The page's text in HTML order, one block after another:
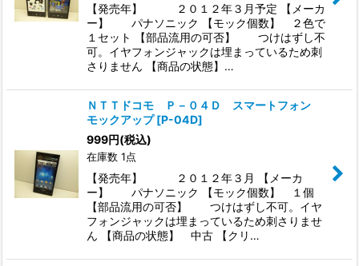
【発売年】 ２０１２年３月予定 【メーカ
ー】 パナソニック 【モック個数】 ２色で
１セット 【部品流用の可否】 つけはずし不
可。イヤフォンジャックは埋まっているため刺
さりません 【商品の状態】…
ＮＴＴドコモ Ｐ－０４Ｄ スマートフォン
モックアップ [P-04D]
999円(税込)
在庫数 1点
【発売年】 ２０１２年３月 【メーカ
ー】 パナソニック 【モック個数】 １個
【部品流用の可否】 つけはずし不可。イヤ
フォンジャックは埋まっているため刺さりませ
ん 【商品の状態】 中古 【クリ…